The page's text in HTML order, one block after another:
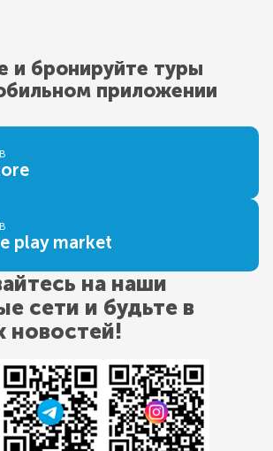
и бронируйте туры
приложении
play market
на наши
сети и будьте в
новостей!